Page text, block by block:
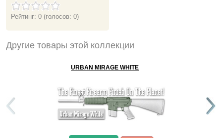
Рейтинг: 0 (голосов: 0)
Другие товары этой коллекции
URBAN MIRAGE WHITE